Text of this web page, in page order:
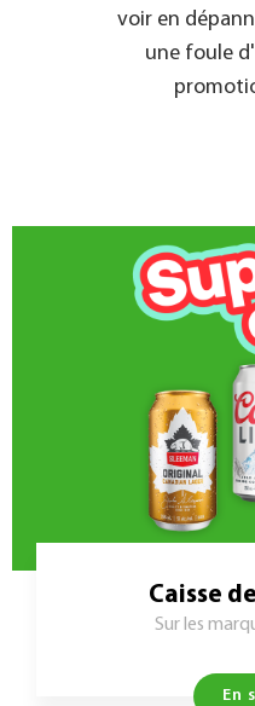
voir en
une foule
Caisse
Sur les
En